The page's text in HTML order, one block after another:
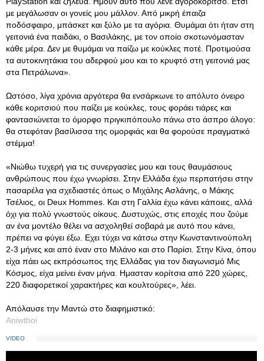
με μεγάλωσαν οι γονείς μου μάλλον. Από μικρή έπαιζα
ποδόσφαιρο, μπάσκετ και ξύλο με τα αγόρια. Θυμάμαι ότι ήταν στη
γειτονιά ένα παιδάκι, ο Βασιλάκης, με τον οποίο σκοτωνόμασταν
κάθε μέρα. Δεν με θυμάμαι να παίζω με κούκλες ποτέ. Προτιμούσα
τα αυτοκινητάκια του αδερφού μου και το κρυφτό στη γειτονιά μας
στα Πετράλωνα».
Ωστόσο, λίγα χρόνια αργότερα θα ενσάρκωνε το απόλυτο όνειρο
κάθε κοριτσιού που παίζει με κούκλες, τους φοράει τιάρες και
φαντασιώνεται το όμορφο πριγκιπόπουλο πάνω στο άσπρο άλογο:
θα στεφόταν βασίλισσα της ομορφιάς και θα φορούσε πραγματικό
στέμμα!
«Νιώθω τυχερή για τις συνεργασίες μου και τους θαυμάσιους
ανθρώπους που έχω γνωρίσει. Στην Ελλάδα έχω περπατήσει στην
πασαρέλα για σχεδιαστές όπως ο Μιχάλης Ασλάνης, ο Μάκης
Τσέλιος, οι Deux Hommes. Και στη Γαλλία έχω κάνει κάποιες, αλλά
όχι για πολύ γνωστούς οίκους. Δυστυχώς, στις εποχές που ζούμε
αν ένα μοντέλο θέλει να ασχοληθεί σοβαρά με αυτό που κάνει,
πρέπει να φύγει έξω. Εχει τύχει να κάτσω στην Κωνσταντινούπολη
2-3 μήνες και από έναν στο Μιλάνο και στο Παρίσι. Στην Κίνα, όπου
είχα πάει ως εκπρόσωπος της Ελλάδας για τον διαγωνισμό Mις
Κόσμος, είχα μείνει έναν μήνα. Ημασταν κορίτσια από 220 χώρες,
220 διαφορετικοί χαρακτήρες και κουλτούρες», λέει.
Απόλαυσε την Μαντώ στο διαφημιστικό:
Aniwthoi
VIDEO